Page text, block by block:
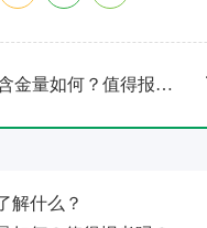
量如何？值得报考吗？
解什么？